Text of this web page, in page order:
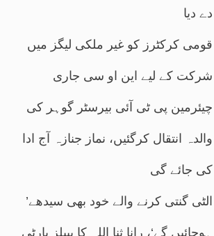
دے دیا
قومی کرکٹرز کو غیر ملکی لیگز میں
شرکت کے لیے این او سی جاری
چیئرمین پی ٹی آئی بیرسٹر گوہر کی
والدہ انتقال کرگئیں، نماز جنازہ آج ادا
کی جائے گی
’الٹی گنتی کرنے والے خود بھی سیدھے
ہوجائیں گے‘، رانا ثنا اللہ کا پیپلز پارٹی